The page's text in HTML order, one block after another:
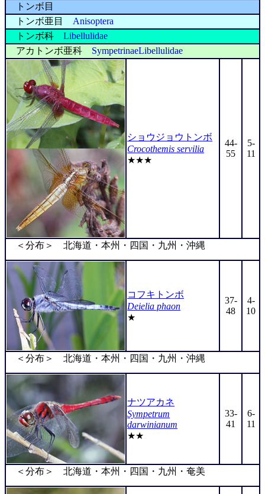
トンボ目
トンボ亜目 Anisoptera
トンボ科 Libellulidae
アカトンボ亜科 SympetrinaeLibellulidae
ショウジョウトンボ
Crocothemis servilia
★★★
44-
55
5-
11
＜分布＞ 北海道・本州・四国・九州・沖縄
コフキトンボ
Deielia phaon
★
37-
48
4-
10
＜分布＞ 北海道・本州・四国・九州・沖縄
ナツアカネ
Sympetrum
darwinianum
★★
33-
41
6-
11
＜分布＞ 北海道・本州・四国・九州・奄美